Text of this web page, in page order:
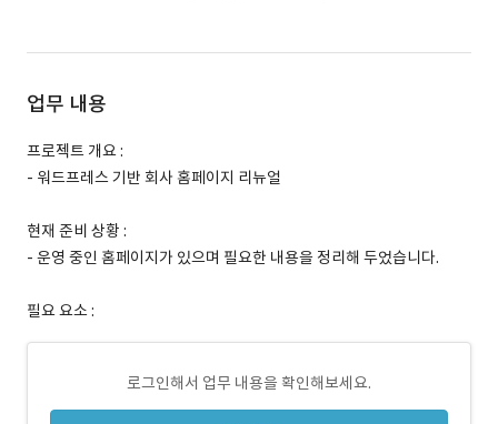
업무 내용
프로젝트 개요 :
- 워드프레스 기반 회사 홈페이지 리뉴얼
현재 준비 상황 :
- 운영 중인 홈페이지가 있으며 필요한 내용을 정리해 두었습니다.
필요 요소 :
로그인해서 업무 내용을 확인해보세요.